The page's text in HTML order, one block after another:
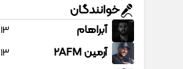
خوانندگان
آبراهام 13 آهنگ
آرمین 2AFM 13 آهنگ